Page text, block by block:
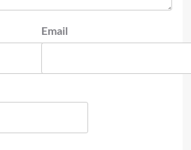
Email